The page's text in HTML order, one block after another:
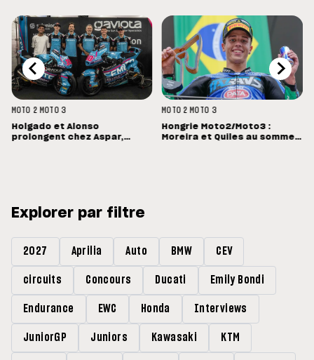
MOTO 2 MOTO 3
Holgado et Alonso
prolongent chez Aspar,
MOTO 2 MOTO 3
Hongrie Moto2/Moto3 :
Moreira et Quiles au sommet,
Explorer par filtre
2027 Aprilia Auto BMW CEV
circuits Concours Ducati Emily Bondi
Endurance EWC Honda Interviews
JuniorGP Juniors Kawasaki KTM